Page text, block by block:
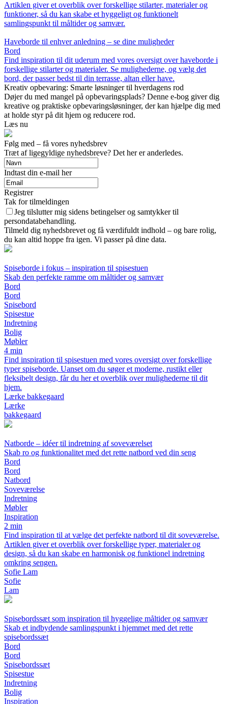
Artiklen giver et overblik over forskellige stilarter, materialer og
funktioner, så du kan skabe et hyggeligt og funktionelt
samlingspunkt til måltider og samvær.
Haveborde til enhver anledning – se dine muligheder
Bord
Find inspiration til dit uderum med vores oversigt over haveborde i
forskellige stilarter og materialer. Se mulighederne, og vælg det
bord, der passer bedst til din terrasse, altan eller have.
Kreativ opbevaring: Smarte løsninger til hverdagens rod
Døjer du med mangel på opbevaringsplads? Denne e-bog giver dig
kreative og praktiske opbevaringsløsninger, der kan hjælpe dig med
at holde styr på dit hjem og reducere rod.
Læs nu
Følg med – få vores nyhedsbrev
Træt af ligegyldige nyhedsbreve? Det her er anderledes.
Indtast din e-mail her
Registrer
Tak for tilmeldingen
Jeg tilslutter mig sidens betingelser og samtykker til
persondatabehandling.
Tilmeld dig nyhedsbrevet og få værdifuldt indhold – og bare rolig,
du kan altid hoppe fra igen. Vi passer på dine data.
Spiseborde i fokus – inspiration til spisestuen
Skab den perfekte ramme om måltider og samvær
Bord
Bord
Spisebord
Spisestue
Indretning
Bolig
Møbler
4 min
Find inspiration til spisestuen med vores oversigt over forskellige
typer spiseborde. Uanset om du søger et moderne, rustikt eller
fleksibelt design, får du her et overblik over mulighederne til dit
hjem.
Lærke bakkegaard
Lærke
bakkegaard
Natborde – idéer til indretning af soveværelset
Skab ro og funktionalitet med det rette natbord ved din seng
Bord
Bord
Natbord
Soveværelse
Indretning
Møbler
Inspiration
2 min
Find inspiration til at vælge det perfekte natbord til dit soveværelse.
Artiklen giver et overblik over forskellige typer, materialer og
design, så du kan skabe en harmonisk og funktionel indretning
omkring sengen.
Sofie Lam
Sofie
Lam
Spisebordssæt som inspiration til hyggelige måltider og samvær
Skab et indbydende samlingspunkt i hjemmet med det rette
spisebordssæt
Bord
Bord
Spisebordssæt
Spisestue
Indretning
Bolig
Inspiration